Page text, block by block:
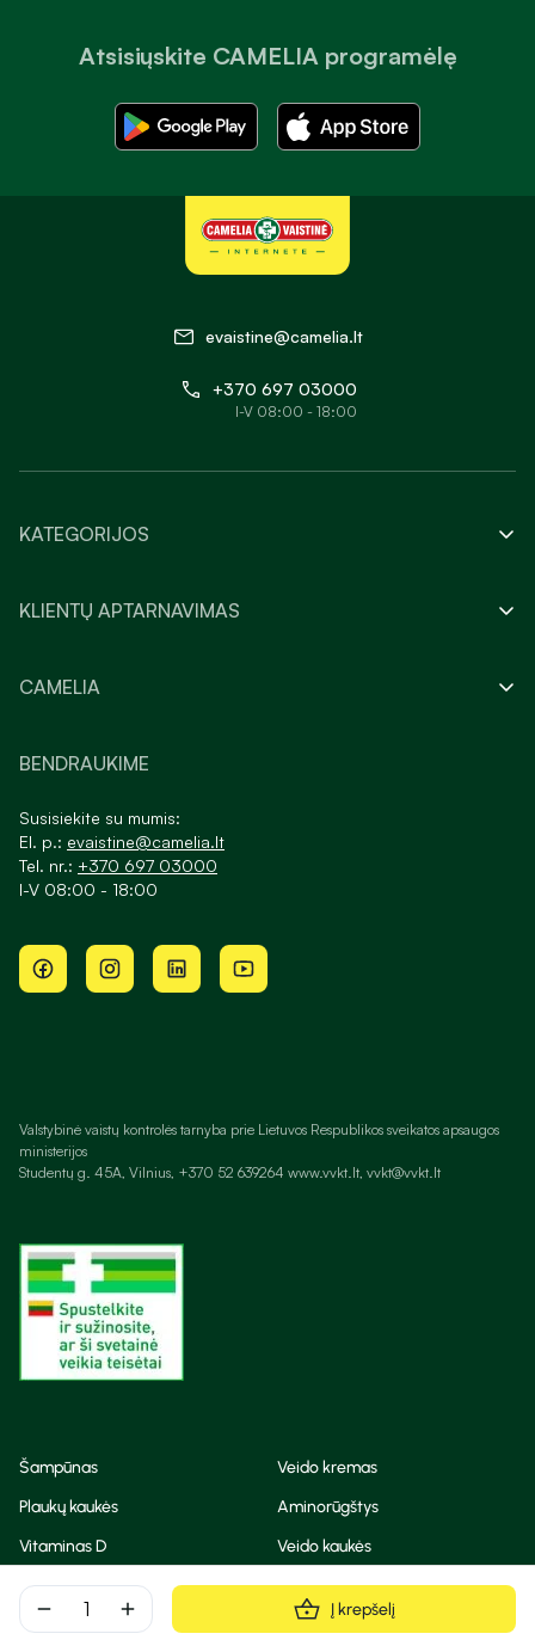
remove add Į krepšelį
Atsisiųskite CAMELIA programėlę
evaistine@camelia.lt
+370 697 03000
I-V 08:00 - 18:00
KATEGORIJOS
KLIENTŲ APTARNAVIMAS
CAMELIA
BENDRAUKIME
Susisiekite su mumis:
El. p.: evaistine@camelia.lt
Tel. nr.: +370 697 03000
I-V 08:00 - 18:00
Valstybinė vaistų kontrolės tarnyba prie Lietuvos Respublikos sveikatos apsaugos
ministerijos
Studentų g. 45A, Vilnius, +370 52 639264 www.vvkt.lt, vvkt@vvkt.lt
Šampūnas
Veido kremas
Plaukų kaukės
Aminorūgštys
Vitaminas D
Veido kaukės
Korėjietiška kosmetika
Eteriniai aliejai
Dezodorantas
BB ir CC kremas